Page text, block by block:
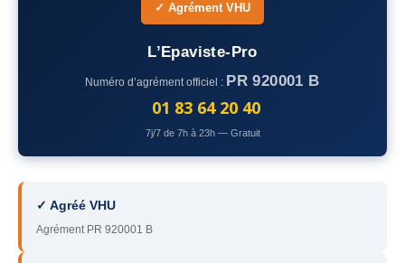
– Seine-et-Marne
– Yvelines
– Hauts-de-Seine
93– Seine-Saint-Denis
94 – Val-de-Marne
95– Val d’Oise
✓ Agrément VHU
L’Epaviste-Pro
Numéro d’agrément officiel : PR 920001 B
01 83 64 20 40
7j/7 de 7h à 23h — Gratuit
✓ Agréé VHU
Agrément PR 920001 B